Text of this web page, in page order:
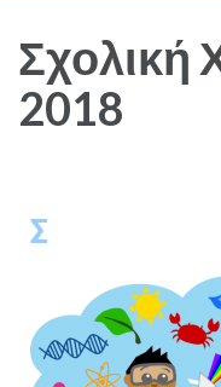
Σχολική
2018
Σ